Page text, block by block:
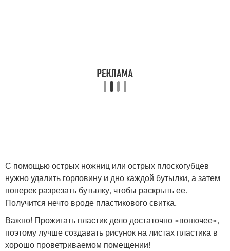
С помощью острых ножниц или острых плоскогубцев
нужно удалить горловину и дно каждой бутылки, а затем
поперек разрезать бутылку, чтобы раскрыть ее.
Получится нечто вроде пластикового свитка.
Важно! Прожигать пластик дело достаточно «вонючее»,
поэтому лучше создавать рисунок на листах пластика в
хорошо проветриваемом помещении!